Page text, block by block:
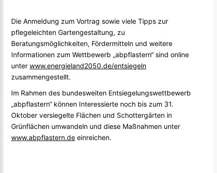
Die Anmeldung zum Vortrag sowie viele Tipps zur
pflegeleichten Gartengestaltung, zu
Beratungsmöglichkeiten, Fördermitteln und weitere
Informationen zum Wettbewerb „abpflastern“ sind online
unter www.energieland2050.de/entsiegeln
zusammengestellt.
Im Rahmen des bundesweiten Entsiegelungswettbewerb
„abpflastern“ können Interessierte noch bis zum 31.
Oktober versiegelte Flächen und Schottergärten in
Grünflächen umwandeln und diese Maßnahmen unter
www.abpflastern.de einreichen.